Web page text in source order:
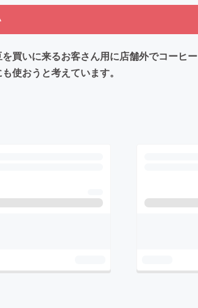
買いに来るお客さん用に店舗外でコーヒ
使おうと考えています。